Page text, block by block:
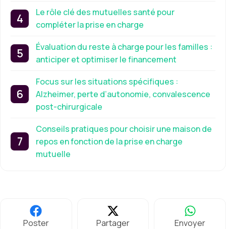
Le rôle clé des mutuelles santé pour
compléter la prise en charge
Évaluation du reste à charge pour les familles :
anticiper et optimiser le financement
Focus sur les situations spécifiques :
Alzheimer, perte d’autonomie, convalescence
post-chirurgicale
Conseils pratiques pour choisir une maison de
repos en fonction de la prise en charge
mutuelle
Poster Partager Envoyer